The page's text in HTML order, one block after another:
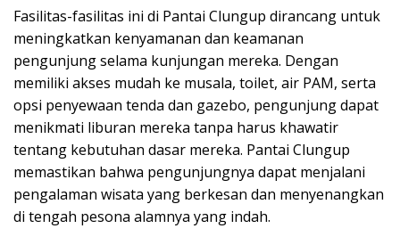
Fasilitas-fasilitas ini di Pantai Clungup dirancang untuk
meningkatkan kenyamanan dan keamanan
pengunjung selama kunjungan mereka. Dengan
memiliki akses mudah ke musala, toilet, air PAM, serta
opsi penyewaan tenda dan gazebo, pengunjung dapat
menikmati liburan mereka tanpa harus khawatir
tentang kebutuhan dasar mereka. Pantai Clungup
memastikan bahwa pengunjungnya dapat menjalani
pengalaman wisata yang berkesan dan menyenangkan
di tengah pesona alamnya yang indah.